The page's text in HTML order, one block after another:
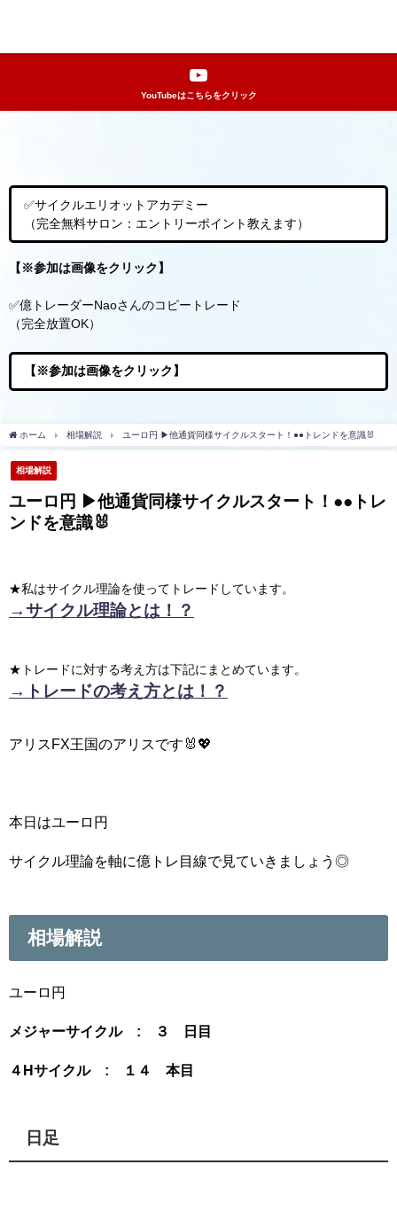
YouTubeはこちらをクリック
✅サイクルエリオットアカデミー
（完全無料サロン：エントリーポイント教えます）
【※参加は画像をクリック】
✅億トレーダーNaoさんのコピートレード
（完全放置OK）
【※参加は画像をクリック】
ホーム 相場解説 ユーロ円 ▶︎他通貨同様サイクルスタート！●●トレンドを意識🐰
相場解説
ユーロ円 ▶︎他通貨同様サイクルスタート！●●トレ
ンドを意識🐰
★私はサイクル理論を使ってトレードしています。
→サイクル理論とは！？
★トレードに対する考え方は下記にまとめています。
→トレードの考え方とは！？
アリスFX王国のアリスです🐰💖
本日はユーロ円
サイクル理論を軸に億トレ目線で見ていきましょう◎
相場解説
ユーロ円
メジャーサイクル : ３ 日目
４Hサイクル : １４ 本目
日足